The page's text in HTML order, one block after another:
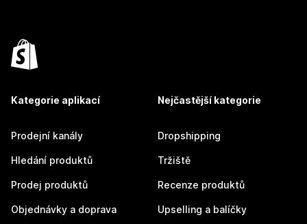
Kategorie aplikací
Prodejní kanály
Hledání produktů
Prodej produktů
Objednávky a doprava
Nejčastější kategorie
Dropshipping
Tržiště
Recenze produktů
Upselling a balíčky